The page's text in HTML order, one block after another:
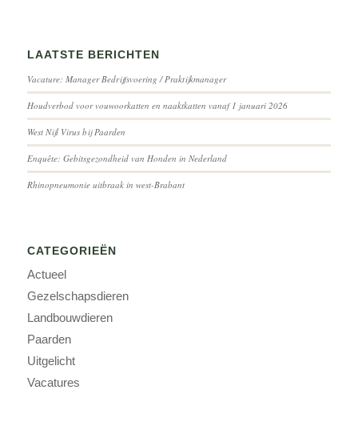
LAATSTE BERICHTEN
Vacature: Manager Bedrijfsvoering / Praktijkmanager
Houdverbod voor vouwoorkatten en naaktkatten vanaf 1 januari 2026
West Nijl Virus bij Paarden
Enquête: Gebitsgezondheid van Honden in Nederland
Rhinopneumonie uitbraak in west-Brabant
CATEGORIEËN
Actueel
Gezelschapsdieren
Landbouwdieren
Paarden
Uitgelicht
Vacatures